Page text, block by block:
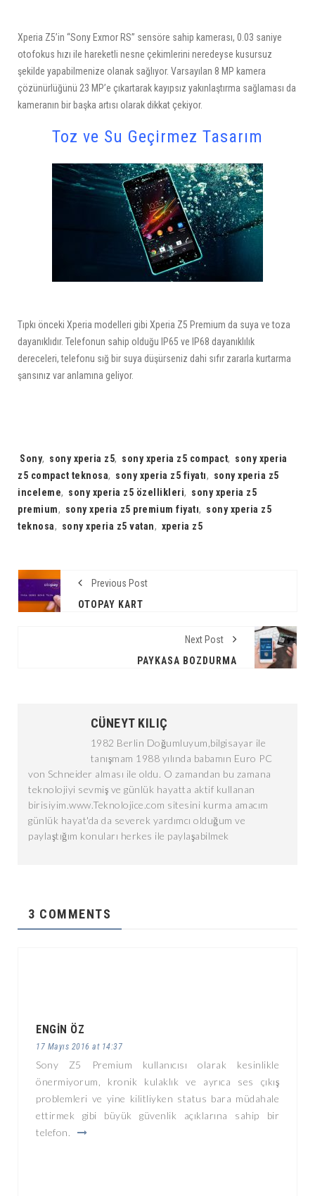
Xperia Z5’in “Sony Exmor RS” sensöre sahip kamerası, 0.03 saniye
otofokus hızı ile hareketli nesne çekimlerini neredeyse kusursuz
şekilde yapabilmenize olanak sağlıyor. Varsayılan 8 MP kamera
çözünürlüğünü 23 MP’e çıkartarak kayıpsız yakınlaştırma sağlaması da
kameranın bir başka artısı olarak dikkat çekiyor.
Toz ve Su Geçirmez Tasarım
Tıpkı önceki Xperia modelleri gibi Xperia Z5 Premium da suya ve toza
dayanıklıdır. Telefonun sahip olduğu IP65 ve IP68 dayanıklılık
dereceleri, telefonu sığ bir suya düşürseniz dahi sıfır zararla kurtarma
şansınız var anlamına geliyor.
Tags:
Sony, sony xperia z5, sony xperia z5 compact, sony xperia
z5 compact teknosa, sony xperia z5 fiyatı, sony xperia z5
inceleme, sony xperia z5 özellikleri, sony xperia z5
premium, sony xperia z5 premium fiyatı, sony xperia z5
teknosa, sony xperia z5 vatan, xperia z5
Previous Post
OTOPAY KART
Next Post
PAYKASA BOZDURMA
CÜNEYT KILIÇ
1982 Berlin Doğumluyum,bilgisayar ile
tanışmam 1988 yılında babamın Euro PC
von Schneider alması ile oldu. O zamandan bu zamana
teknolojiyi sevmiş ve günlük hayatta aktif kullanan
birisiyim.www.Teknolojice.com sitesini kurma amacım
günlük hayat'da da severek yardımcı olduğum ve
paylaştığım konuları herkes ile paylaşabilmek
3 COMMENTS
ENGIN ÖZ
17 Mayıs 2016 at 14:37
Sony Z5 Premium kullanıcısı olarak kesinlikle
önermiyorum, kronik kulaklık ve ayrıca ses çıkış
problemleri ve yine kilitliyken status bara müdahale
ettirmek gibi büyük güvenlik açıklarına sahip bir
telefon.